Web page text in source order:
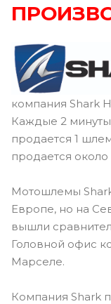
компания Shark
Каждые 2
продается 1
продается
Мотошлемы
Европе, но на
вышли
Головной офис
Марселе.
Компания Shark